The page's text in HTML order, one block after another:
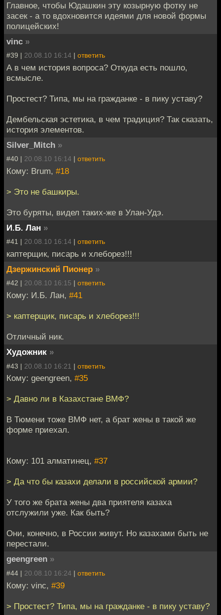
Главное, чтобы Юдашкин эту козырную фотку не
засек - а то вдохновится идеями для новой формы
полицейских!
vinc »
#39 | 20.08.10 16:14 | ответить
А в чем история вопроса? Откуда есть пошло,
всмысле.
Простест? Типа, мы на гражданке - в пику уставу?
Дембельская эстетика, в чем традиция? Так сказать,
история элементов.
Silver_Mitch »
#40 | 20.08.10 16:14 | ответить
Кому: Brum, #18
> Это не башкиры.
Это буряты, видел таких-же в Улан-Удэ.
И.Б. Лан »
#41 | 20.08.10 16:14 | ответить
каптерщик, писарь и хлеборез!!!
Дзержинский Пионер »
#42 | 20.08.10 16:15 | ответить
Кому: И.Б. Лан, #41
> каптерщик, писарь и хлеборез!!!
Отличный ник.
Художник »
#43 | 20.08.10 16:21 | ответить
Кому: geengreen, #35
> Давно ли в Казахстане ВМФ?
В Тюмени тоже ВМФ нет, а брат жены в такой же
форме приехал.
Кому: 101 алматинец, #37
> Да что бы казахи делали в российской армии?
У того же брата жены два приятеля казаха
отслужили уже. Как быть?
Они, конечно, в России живут. Но казахами быть не
перестали.
geengreen »
#44 | 20.08.10 16:24 | ответить
Кому: vinc, #39
> Простест? Типа, мы на гражданке - в пику уставу?